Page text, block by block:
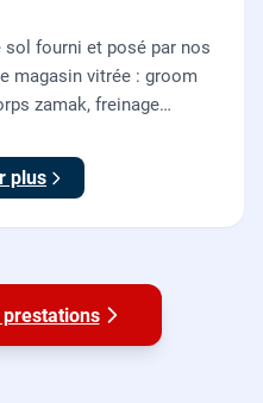
sol fourni et posé par nos
magasin vitrée : groom
zamak, freinage
HT (1194 TTC).
plus